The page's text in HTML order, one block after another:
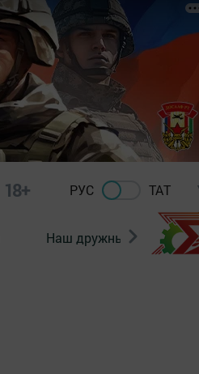
18+ РУС ТАТ
Наш дружный коллектив